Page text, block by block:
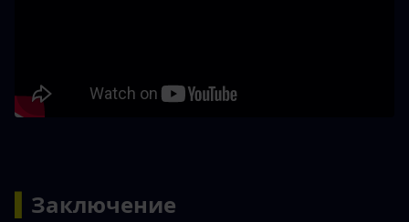
Заключение